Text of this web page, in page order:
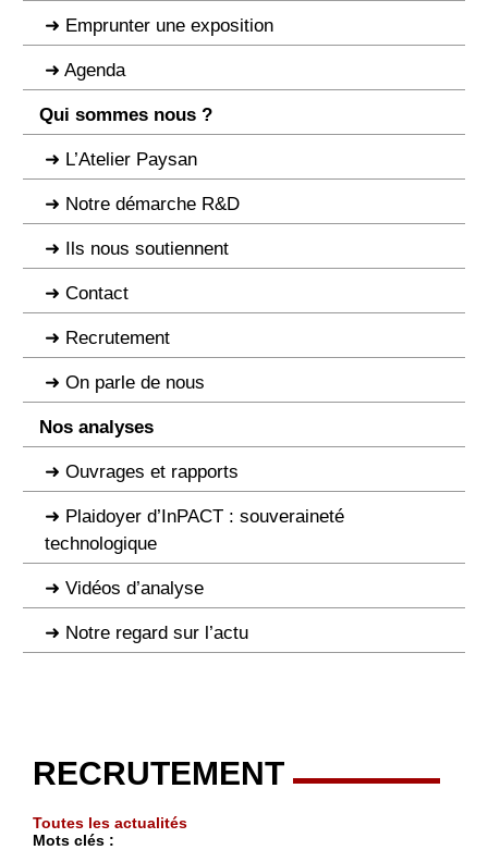
Emprunter une exposition
Agenda
Qui sommes nous ?
L’Atelier Paysan
Notre démarche R&D
Ils nous soutiennent
Contact
Recrutement
On parle de nous
Nos analyses
Ouvrages et rapports
Plaidoyer d’InPACT : souveraineté
technologique
Vidéos d’analyse
Notre regard sur l’actu
RECRUTEMENT
Toutes les actualités
Mots clés :